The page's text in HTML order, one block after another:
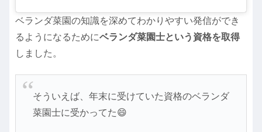
ベランダ菜園の知識を深めてわかりやすい発信ができ
るようになるためにベランダ菜園士という資格を取得
しました。
そういえば、年末に受けていた資格のベランダ
菜園士に受かってた😄